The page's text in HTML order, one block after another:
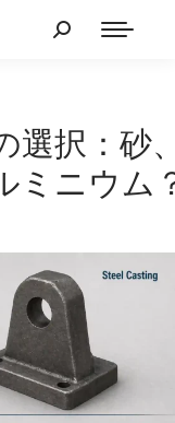
選択：砂
ミニウム